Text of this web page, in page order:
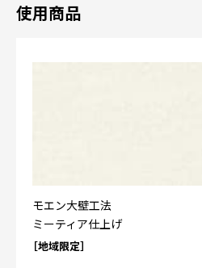
使用商品
モエン大壁工法
ミーティア仕上げ
［地域限定］